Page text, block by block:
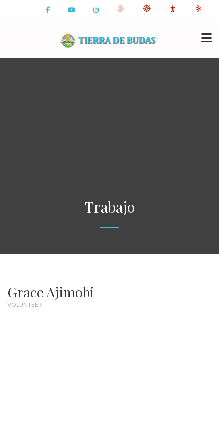
Trabajo
Grace Ajimobi
VOLUNTEER